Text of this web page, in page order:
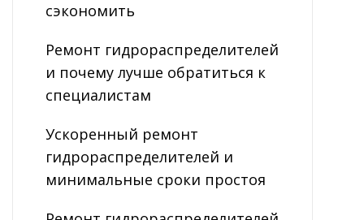
сэкономить
Ремонт гидрораспределителей
и почему лучше обратиться к
специалистам
Ускоренный ремонт
гидрораспределителей и
минимальные сроки простоя